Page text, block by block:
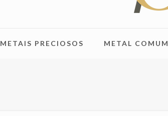
METAIS PRECIOSOS METAL COMUM